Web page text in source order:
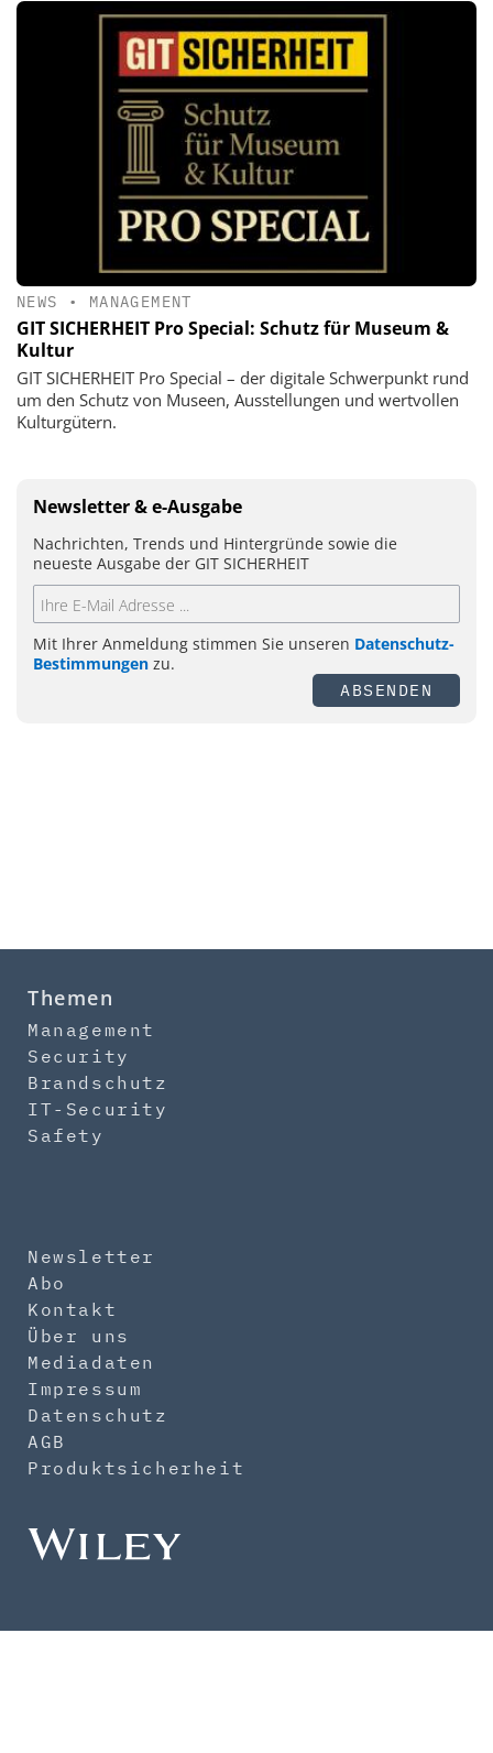
NEWS • MANAGEMENT
GIT SICHERHEIT Pro Special: Schutz für Museum &
Kultur
GIT SICHERHEIT Pro Special – der digitale Schwerpunkt rund
um den Schutz von Museen, Ausstellungen und wertvollen
Kulturgütern.
Newsletter & e-Ausgabe
Nachrichten, Trends und Hintergründe sowie die
neueste Ausgabe der GIT SICHERHEIT
Mit Ihrer Anmeldung stimmen Sie unseren Datenschutz-
Bestimmungen zu.
ABSENDEN
Themen
Management
Security
Brandschutz
IT-Security
Safety
Newsletter
Abo
Kontakt
Über uns
Mediadaten
Impressum
Datenschutz
AGB
Produktsicherheit